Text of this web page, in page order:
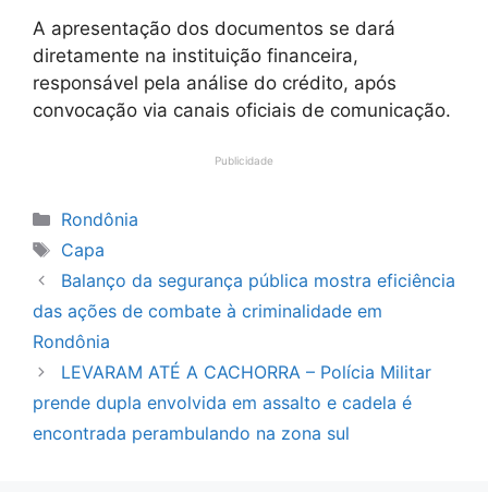
A apresentação dos documentos se dará
diretamente na instituição financeira,
responsável pela análise do crédito, após
convocação via canais oficiais de comunicação.
Publicidade
Categorias
Rondônia
Tags
Capa
Balanço da segurança pública mostra eficiência
das ações de combate à criminalidade em
Rondônia
LEVARAM ATÉ A CACHORRA – Polícia Militar
prende dupla envolvida em assalto e cadela é
encontrada perambulando na zona sul